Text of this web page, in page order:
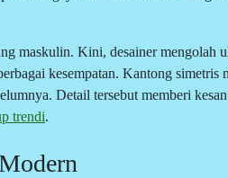
maskulin. Kini, desainer mengolah
kesempatan. Kantong simetris
Detail tersebut memberi
trendi.